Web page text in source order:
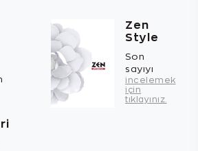
Zen
Style
Son
sayıyı
incelemek
için
tıklayınız.